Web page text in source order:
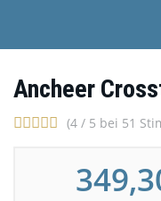
main
content
Ancheer
(4 / 5 bei 51